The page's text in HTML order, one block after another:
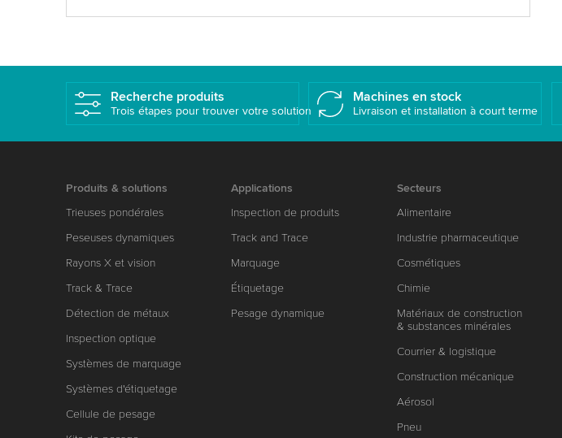
Recherche produits
Trois étapes pour trouver votre solution
Machines en stock
Livraison et installation à court terme
Produits & solutions
Trieuses pondérales
Peseuses dynamiques
Rayons X et vision
Track & Trace
Détection de métaux
Inspection optique
Systèmes de marquage
Systèmes d'étiquetage
Cellule de pesage
Applications
Inspection de produits
Track and Trace
Marquage
Étiquetage
Pesage dynamique
Secteurs
Alimentaire
Industrie pharmaceutique
Cosmétiques
Chimie
Matériaux de construction
& substances minérales
Courrier & logistique
Construction mécanique
Aérosol
Pneu